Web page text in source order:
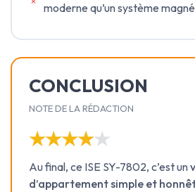
moderne qu’un système
CONCLUSION
NOTE DE LA RÉDACTION
★★★★★
★★★★★
Au final, ce ISE SY-7802, c’est un
d’appartement simple et